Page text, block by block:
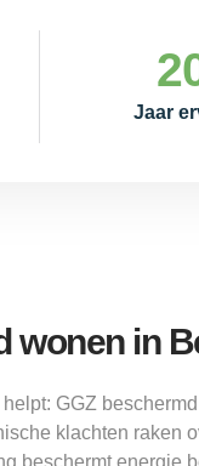
Jaar
wonen in
GGZ
klachten raken